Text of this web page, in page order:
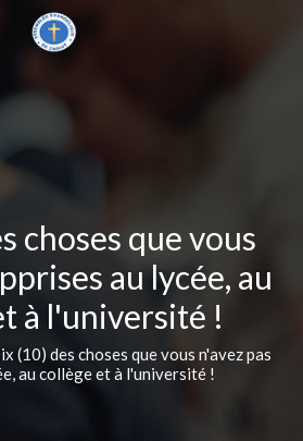
choses que vous
au lycée, au
à l'université !
(10) des choses que vous n'avez pas
au collège et à l'université !